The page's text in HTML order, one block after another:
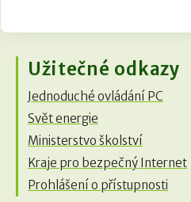
Užitečné odkazy
Jednoduché ovládání PC
Svět energie
Ministerstvo školství
Kraje pro bezpečný Internet
Prohlášení o přístupnosti